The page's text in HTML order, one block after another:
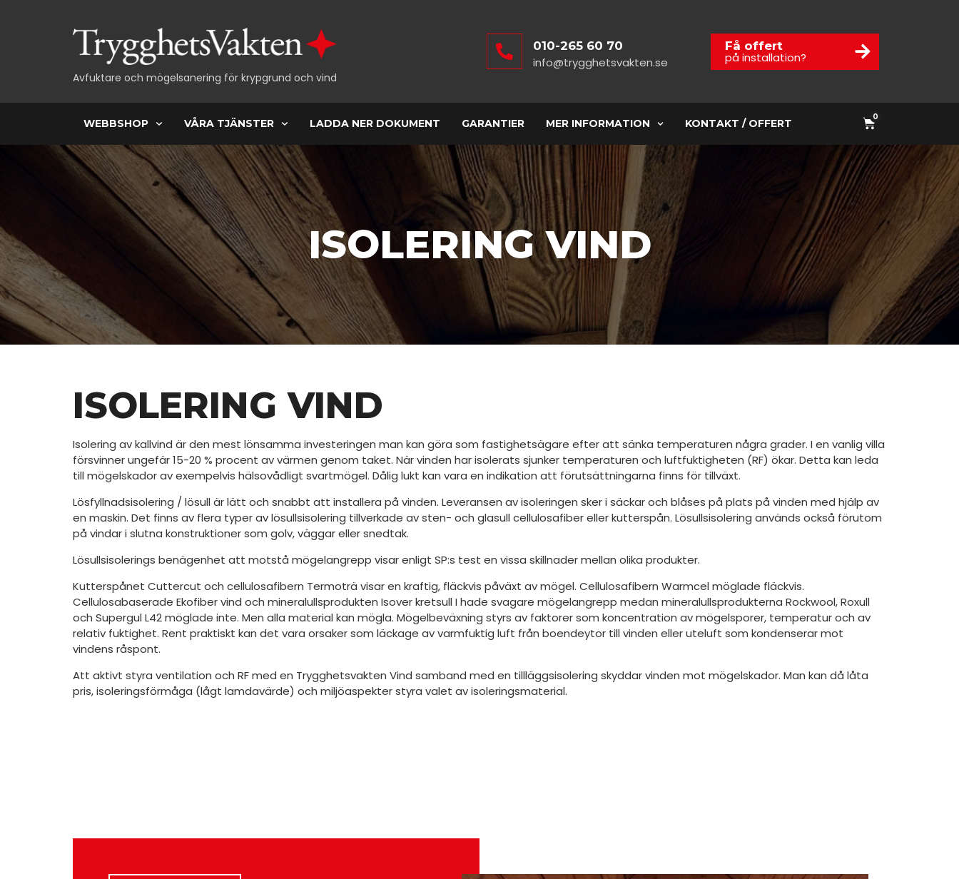
Avfuktare och mögelsanering för krypgrund och vind
010-265 60 70
info@trygghetsvakten.se
Få offert
på installation?
WEBBSHOP VÅRA TJÄNSTER LADDA NER DOKUMENT GARANTIER MER INFORMATION KONTAKT / OFFERT
0
ISOLERING VIND
ISOLERING VIND
Isolering av kallvind är den mest lönsamma investeringen man kan göra som fastighetsägare efter att sänka temperaturen några grader. I en vanlig villa
försvinner ungefär 15-20 % procent av värmen genom taket. När vinden har isolerats sjunker temperaturen och luftfuktigheten (RF) ökar. Detta kan leda
till mögelskador av exempelvis hälsovådligt svartmögel. Dålig lukt kan vara en indikation att förutsättningarna finns för tillväxt.
Lösfyllnadsisolering / lösull är lätt och snabbt att installera på vinden. Leveransen av isoleringen sker i säckar och blåses på plats på vinden med hjälp av
en maskin. Det finns av flera typer av lösullsisolering tillverkade av sten- och glasull cellulosafiber eller kutterspån. Lösullsisolering används också förutom
på vindar i slutna konstruktioner som golv, väggar eller snedtak.
Lösullsisolerings benägenhet att motstå mögelangrepp visar enligt SP:s test en vissa skillnader mellan olika produkter.
Kutterspånet Cuttercut och cellulosafibern Termoträ visar en kraftig, fläckvis påväxt av mögel. Cellulosafibern Warmcel möglade fläckvis.
Cellulosabaserade Ekofiber vind och mineralullsprodukten Isover kretsull I hade svagare mögelangrepp medan mineralullsprodukterna Rockwool, Roxull
och Supergul L42 möglade inte. Men alla material kan mögla. Mögelbeväxning styrs av faktorer som koncentration av mögelsporer, temperatur och av
relativ fuktighet. Rent praktiskt kan det vara orsaker som läckage av varmfuktig luft från boendeytor till vinden eller uteluft som kondenserar mot
vindens råspont.
Att aktivt styra ventilation och RF med en Trygghetsvakten Vind samband med en tillläggsisolering skyddar vinden mot mögelskador. Man kan då låta
pris, isoleringsförmåga (lågt lamdavärde) och miljöaspekter styra valet av isoleringsmaterial.